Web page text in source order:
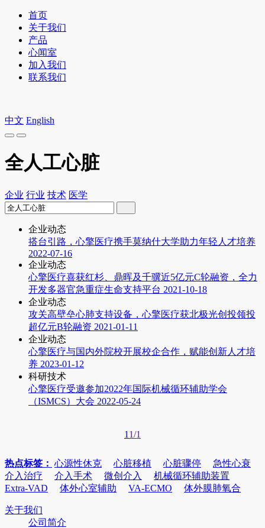
首页
关于我们
产品
心闻室
加入我们
联系我们
中文 English
全人工心脏
企业 行业 技术 医学
企业动态
搭台引路，心擎医疗携手莫纳什大学助力年轻人才培养
2022-07-16
企业动态
心擎医疗喜获红杉、鼎晖及千骥近5亿元C轮融资，全力
开发多器官急重症生命支持平台 2021-10-18
企业动态
攻关高壁垒心肺支持设备，心擎医疗获北极光创投领投
超亿元B轮融资 2021-01-11
企业动态
心擎医疗与国内外院校开展校企合作，赋能创新人才培
养 2023-01-12
科研技术
心擎医疗受邀参加2022年国际机械循环辅助学会
（ISMCS）大会 2022-05-24
1 1/1
热点标签： 心源性休克 心脏移植 心脏骤停
急性心衰
介入治疗
介入手术 微创介入
机械循环辅助装置
Extra-VAD
体外心室辅助 VA-ECMO 体外膜肺氧合
关于我们
公司简介